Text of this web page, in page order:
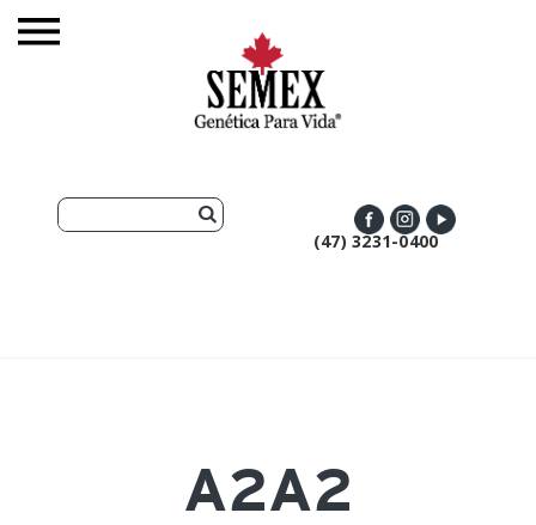
(47) 3231-0400
A2A2